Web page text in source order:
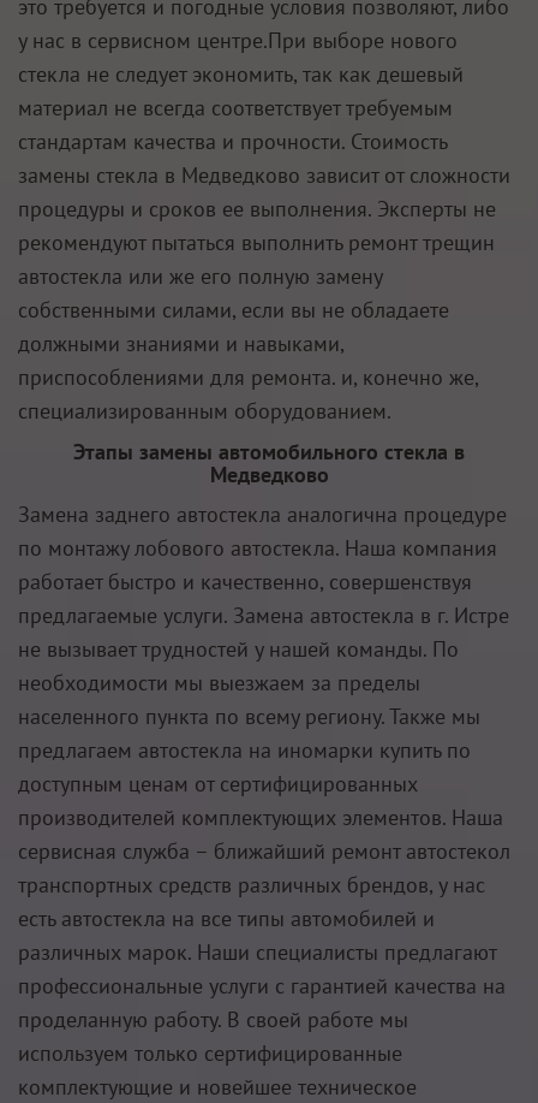
это требуется и погодные условия позволяют, либо
у нас в сервисном центре.При выборе нового
стекла не следует экономить, так как дешевый
материал не всегда соответствует требуемым
стандартам качества и прочности. Стоимость
замены стекла в Медведково зависит от сложности
процедуры и сроков ее выполнения. Эксперты не
рекомендуют пытаться выполнить ремонт трещин
автостекла или же его полную замену
собственными силами, если вы не обладаете
должными знаниями и навыками,
приспособлениями для ремонта. и, конечно же,
специализированным оборудованием.
Этапы замены автомобильного стекла в
Медведково
Замена заднего автостекла аналогична процедуре
по монтажу лобового автостекла. Наша компания
работает быстро и качественно, совершенствуя
предлагаемые услуги. Замена автостекла в г. Истре
не вызывает трудностей у нашей команды. По
необходимости мы выезжаем за пределы
населенного пункта по всему региону. Также мы
предлагаем автостекла на иномарки купить по
доступным ценам от сертифицированных
производителей комплектующих элементов. Наша
сервисная служба – ближайший ремонт автостекол
транспортных средств различных брендов, у нас
есть автостекла на все типы автомобилей и
различных марок. Наши специалисты предлагают
профессиональные услуги с гарантией качества на
проделанную работу. В своей работе мы
используем только сертифицированные
комплектующие и новейшее техническое